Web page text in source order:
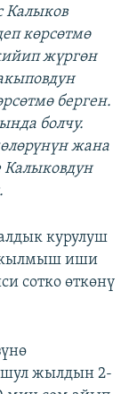
Калыков
көрсөтмө
жүргөн
берген.
болчу.
жана
курулуш
кылмыш иши
сотко өткөнү
жылдын 2-